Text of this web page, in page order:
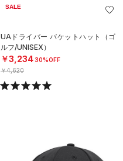
SALE
UAドライバー バケットハット（ゴ
ルフ/UNISEX）
￥3,23430%OFF
￥4,620